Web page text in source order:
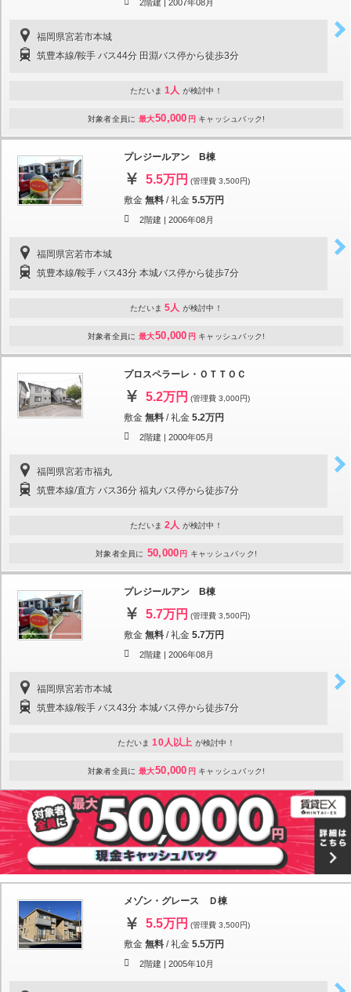
2階建 | 2007年08月
福岡県宮若市本城
筑豊本線/鞍手 バス44分 田淵バス停から徒歩3分
ただいま 1人 が検討中！
対象者全員に 最大50,000 円 キャッシュバック!
プレジールアン B棟
5.5万円 (管理費 3,500円)
敷金 無料 /礼金 5.5万円
2階建 | 2006年08月
福岡県宮若市本城
筑豊本線/鞍手 バス43分 本城バス停から徒歩7分
ただいま 5人 が検討中！
対象者全員に 最大50,000 円 キャッシュバック!
プロスペラーレ・ＯＴＴＯＣ
5.2万円 (管理費 3,000円)
敷金 無料 /礼金 5.2万円
2階建 | 2000年05月
福岡県宮若市福丸
筑豊本線/直方 バス36分 福丸バス停から徒歩7分
ただいま 2人 が検討中！
対象者全員に 50,000 円 キャッシュバック!
プレジールアン B棟
5.7万円 (管理費 3,500円)
敷金 無料 /礼金 5.7万円
2階建 | 2006年08月
福岡県宮若市本城
筑豊本線/鞍手 バス43分 本城バス停から徒歩7分
ただいま 10人以上 が検討中！
対象者全員に 最大50,000 円 キャッシュバック!
メゾン・グレース Ｄ棟
5.5万円 (管理費 3,500円)
敷金 無料 /礼金 5.5万円
2階建 | 2005年10月